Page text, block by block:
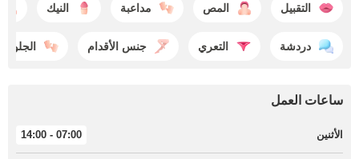
التقبيل المص مداعبة النيك
دردشة التعري جنس الأقدام الجلوس
ساعات العمل
الأثنين 07:00 - 14:00